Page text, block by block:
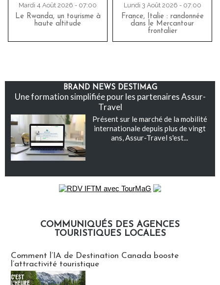
Mardi 4 Août 2026 - 07:00
Le Rwanda, un tourisme à
haute altitude
Lundi 3 Août 2026 - 07:00
France, Italie : randonnée
dans le Mercantour
frontalier
BRAND NEWS DESTIMAG
Une formation simplifiée pour les partenaires Assur-
Travel
Présent sur le marché de la mobilité
internationale depuis plus de vingt
ans, Assur-Travel s'est...
COMMUNIQUÉS DES AGENCES
TOURISTIQUES LOCALES
Comment l’IA de Destination Canada booste
l’attractivité touristique